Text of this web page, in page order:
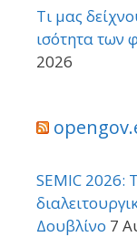
Τι μας
ισότητα των
2026
SEMIC 2026:
Δουβλίνο 7